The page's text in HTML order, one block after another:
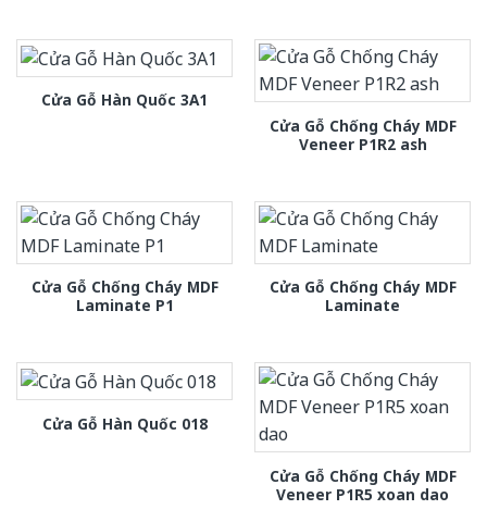
Cửa Gỗ Hàn Quốc 3A1
Cửa Gỗ Chống Cháy MDF
Veneer P1R2 ash
Cửa Gỗ Chống Cháy MDF
Laminate P1
Cửa Gỗ Chống Cháy MDF
Laminate
Cửa Gỗ Hàn Quốc 018
Cửa Gỗ Chống Cháy MDF
Veneer P1R5 xoan dao